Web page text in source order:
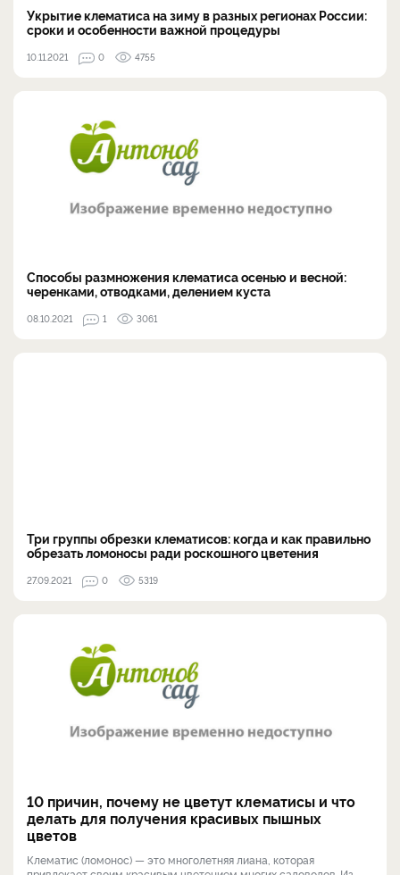
Укрытие клематиса на зиму в разных регионах России:
сроки и особенности важной процедуры
10.11.2021 0 4755
Способы размножения клематиса осенью и весной:
черенками, отводками, делением куста
08.10.2021 1 3061
Три группы обрезки клематисов: когда и как правильно
обрезать ломоносы ради роскошного цветения
27.09.2021 0 5319
10 причин, почему не цветут клематисы и что
делать для получения красивых пышных
цветов
Клематис (ломонос) — это многолетняя лиана, которая